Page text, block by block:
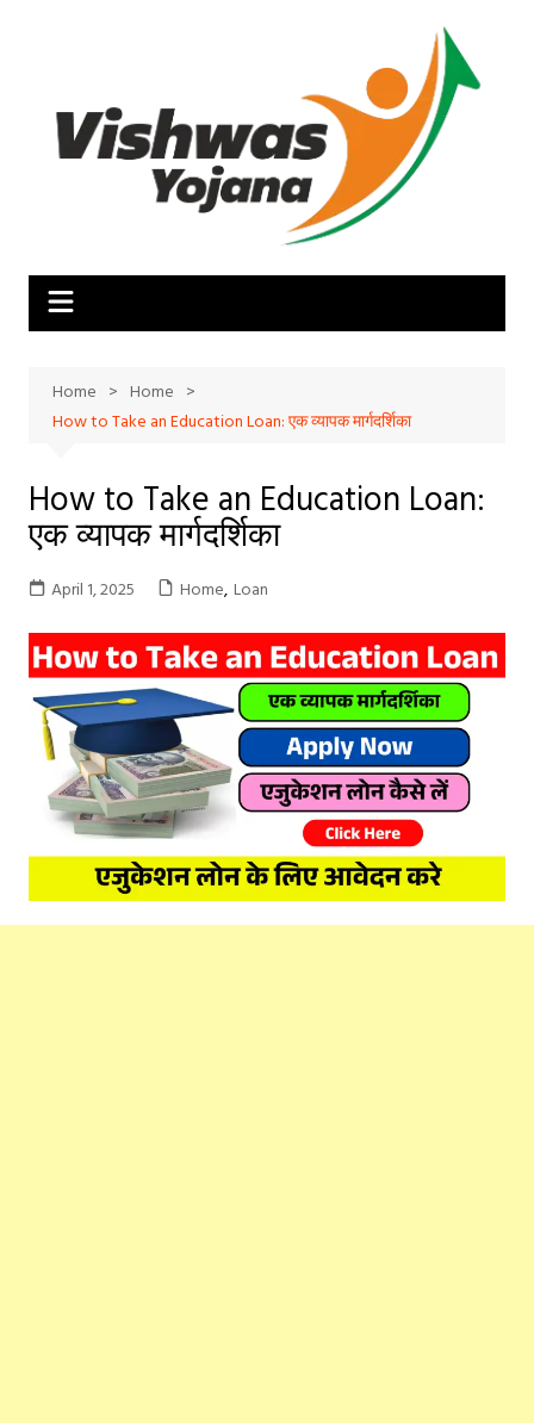
Home
Home
How to Take an Education Loan: एक व्यापक मार्गदर्शिका
How to Take an Education Loan:
एक व्यापक मार्गदर्शिका
April 1, 2025 Home, Loan